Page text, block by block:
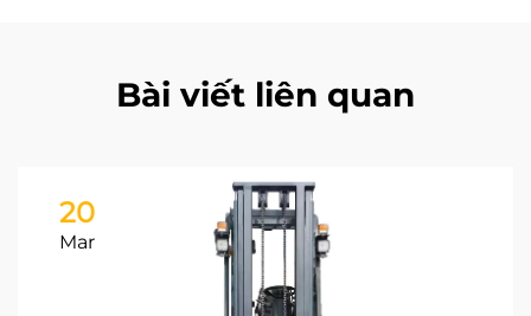
Bài viết liên quan
20
Mar